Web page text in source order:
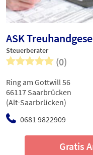
ASK
Steuerberater
(0)
0681 9822909
Ring am Gottwill 56
66117 Saarbrücken
(Alt-Saarbrücken)
Gratis